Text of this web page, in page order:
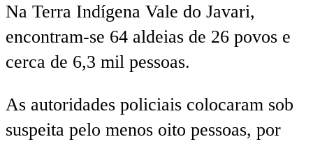
Na Terra Indígena Vale do Javari,
encontram-se 64 aldeias de 26 povos e
cerca de 6,3 mil pessoas.
As autoridades policiais colocaram sob
suspeita pelo menos oito pessoas, por